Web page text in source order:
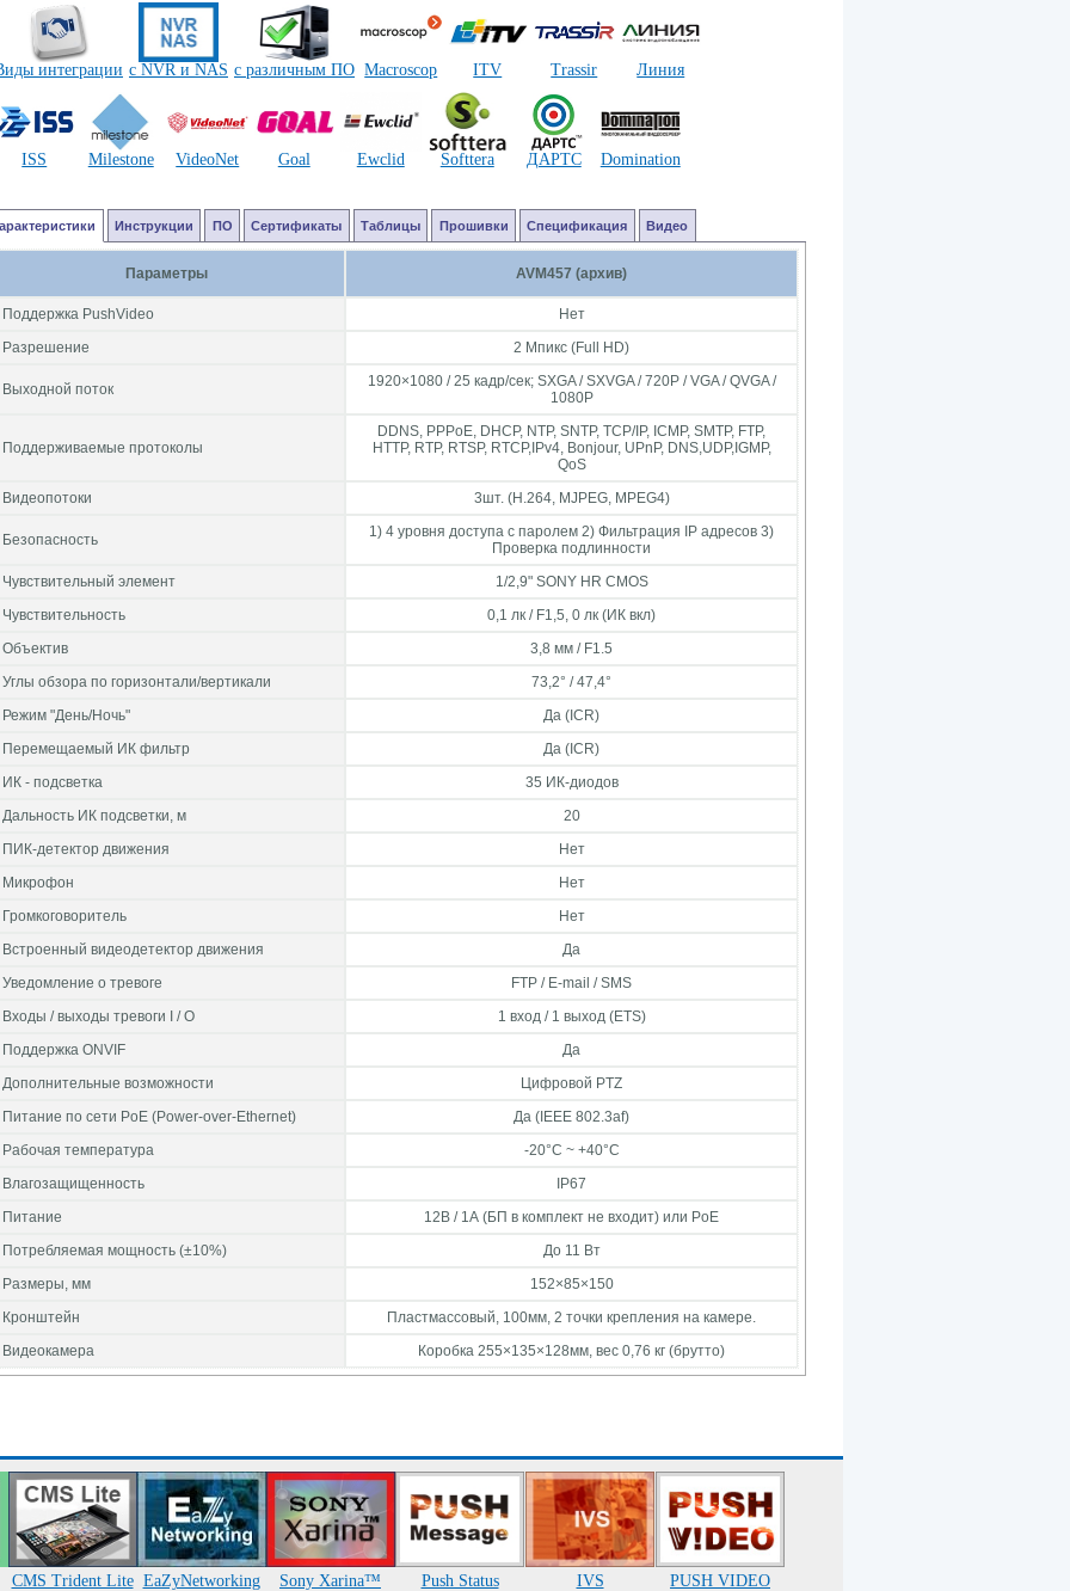
интеграции c NVR и NAS с различным ПО Macroscop ITV Trassir Линия
ISS Milestone VideoNet Goal Ewclid Softtera ДАРТС Domination
Инструкции ПО Сертификаты Таблицы Прошивки Спецификация Видео
Параметры AVM457 (архив)
Поддержка PushVideo
Нет
Разрешение
2 Мпикс (Full HD)
Выходной поток
1920×1080 / 25 кадр/сек; SXGA / SXVGA / 720P / VGA / QVGA /
1080P
Поддерживаемые протоколы
DDNS, PPPoE, DHCP, NTP, SNTP, TCP/IP, ICMP, SMTP, FTP,
HTTP, RTP, RTSP, RTCP,IPv4, Bonjour, UPnP, DNS,UDP,IGMP,
QoS
Видеопотоки
3шт. (H.264, MJPEG, MPEG4)
Безопасность
1) 4 уровня доступа с паролем 2) Фильтрация IP адресов 3)
Проверка подлинности
Чувствительный элемент
1/2,9" SONY HR CMOS
Чувствительность
0,1 лк / F1,5, 0 лк (ИК вкл)
Объектив
3,8 мм / F1.5
Углы обзора по горизонтали/вертикали
73,2° / 47,4°
Режим "День/Ночь"
Да (ICR)
Перемещаемый ИК фильтр
Да (ICR)
ИК - подсветка
35 ИК-диодов
Дальность ИК подсветки, м
20
ПИК-детектор движения
Нет
Микрофон
Нет
Громкоговоритель
Нет
Встроенный видеодетектор движения
Да
Уведомление о тревоге
FTP / E-mail / SMS
Входы / выходы тревоги I / O
1 вход / 1 выход (ETS)
Поддержка ONVIF
Да
Дополнительные возможности
Цифровой PTZ
Питание по сети PoE (Power-over-Ethernet)
Да (IEEE 802.3af)
Рабочая температура
-20°C ~ +40°C
Влагозащищенность
IP67
Питание
12В / 1А (БП в комплект не входит) или PoE
Потребляемая мощность (±10%)
До 11 Вт
Размеры, мм
152×85×150
Кронштейн
Пластмассовый, 100мм, 2 точки крепления на камере.
Видеокамера
Коробка 255×135×128мм, вес 0,76 кг (брутто)
CMS Trident Lite EaZyNetworking Sony Xarina™ Push Status IVS PUSH VIDEO